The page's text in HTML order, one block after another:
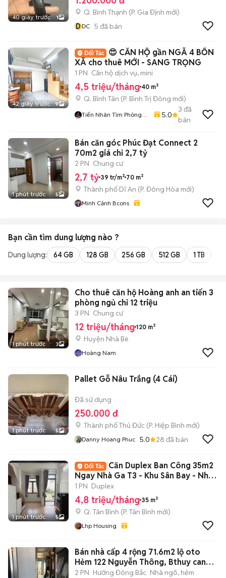
40 giây trước 1
Q. Bình Thạnh (P. Gia Định mới)
DDC 5 đã bán
42 giây trước 9
😍 CĂN HỘ gần NGÃ 4 BỐN
XÃ cho thuê MỚI - SANG TRỌNG
1 PN Căn hộ dịch vụ, mini
4,5 triệu/tháng 40 m²
Q. Bình Tân (P. Bình Trị Đông mới)
Tiến Nhân Tìm Phòng
5.0
3 đã
bán
1 phút trước 5
Bán căn góc Phúc Đạt Connect 2
70m2 giá chỉ 2,7 tỷ
2 PN Chung cư
2,7 tỷ 39 tr/m² 70 m²
Thành phố Dĩ An (P. Đông Hòa mới)
Minh Cảnh Bcons
Bạn cần tìm dung lượng nào ?
Dung lượng: 64 GB 128 GB 256 GB 512 GB 1 TB
1 phút trước 3
Cho thuê căn hộ Hoàng anh an tiến 3
phòng ngủ chỉ 12 triệu
3 PN Chung cư
12 triệu/tháng 120 m²
Huyện Nhà Bè
Hoàng Nam
1 phút trước 5
Pallet Gỗ Nâu Trắng (4 Cái)
Đã sử dụng
250.000 đ
Thành phố Thủ Đức (P. Hiệp Bình mới)
Danny Hoang Phuc 5.0 28 đã bán
1 phút trước 5
Căn Duplex Ban Công 35m2
Ngay Nhà Ga T3 - Khu Sân Bay - Nhất
Chi Mai
1 PN Duplex
4,8 triệu/tháng 35 m²
Q. Tân Bình (P. Tân Bình mới)
Lhp Housing
Bán nhà cấp 4 rộng 71.6m2 lộ oto
Hẻm 122 Nguyễn Thông, Bthuy can
tho
2 PN Hướng Đông Bắc Nhà ngõ, hẻm